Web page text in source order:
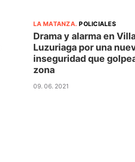
LA MATANZA.POLICIALES
Drama y alarma en
Luzuriaga por una
inseguridad que
zona
09. 06. 2021